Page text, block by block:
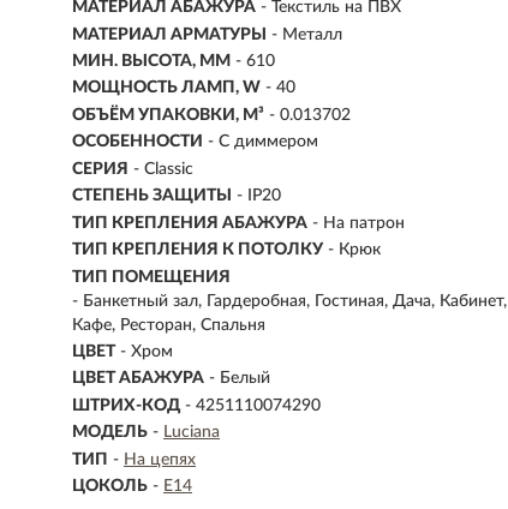
МАТЕРИАЛ АБАЖУРА - Текстиль на ПВХ
МАТЕРИАЛ АРМАТУРЫ
- Металл
МИН. ВЫСОТА, ММ - 610
МОЩНОСТЬ ЛАМП, W - 40
ОБЪЁМ УПАКОВКИ, М³ - 0.013702
ОСОБЕННОСТИ - С диммером
СЕРИЯ - Classic
СТЕПЕНЬ ЗАЩИТЫ
- IP20
ТИП КРЕПЛЕНИЯ АБАЖУРА - На патрон
ТИП КРЕПЛЕНИЯ К ПОТОЛКУ - Крюк
ТИП ПОМЕЩЕНИЯ
- Банкетный зал, Гардеробная, Гостиная, Дача, Кабинет,
Кафе, Ресторан, Спальня
ЦВЕТ - Хром
ЦВЕТ АБАЖУРА - Белый
ШТРИХ-КОД - 4251110074290
МОДЕЛЬ - Luciana
ТИП - На цепях
ЦОКОЛЬ - E14